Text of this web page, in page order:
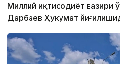
Миллий иқтисодиёт вазири
Дарбаев Ҳукумат